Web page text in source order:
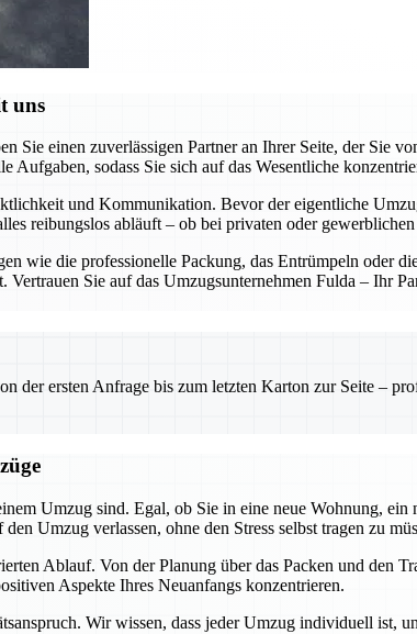
uns
einen zuverlässigen Partner an Ihrer Seite, der Sie
sodass Sie sich auf das Wesentliche
und Kommunikation. Bevor der eigentliche
reibungslos abläuft – ob bei privaten oder
wie die professionelle Packung, das Entrümpeln oder
Sie auf das Umzugsunternehmen Fulda – Ihr
der ersten Anfrage bis zum letzten Karton zur Seite –
Umzug sind. Egal, ob Sie in eine neue Wohnung, ein
Umzug verlassen, ohne den Stress selbst tragen zu
Ablauf. Von der Planung über das Packen und den
Aspekte Ihres Neuanfangs konzentrieren.
Wir wissen, dass jeder Umzug individuell ist,